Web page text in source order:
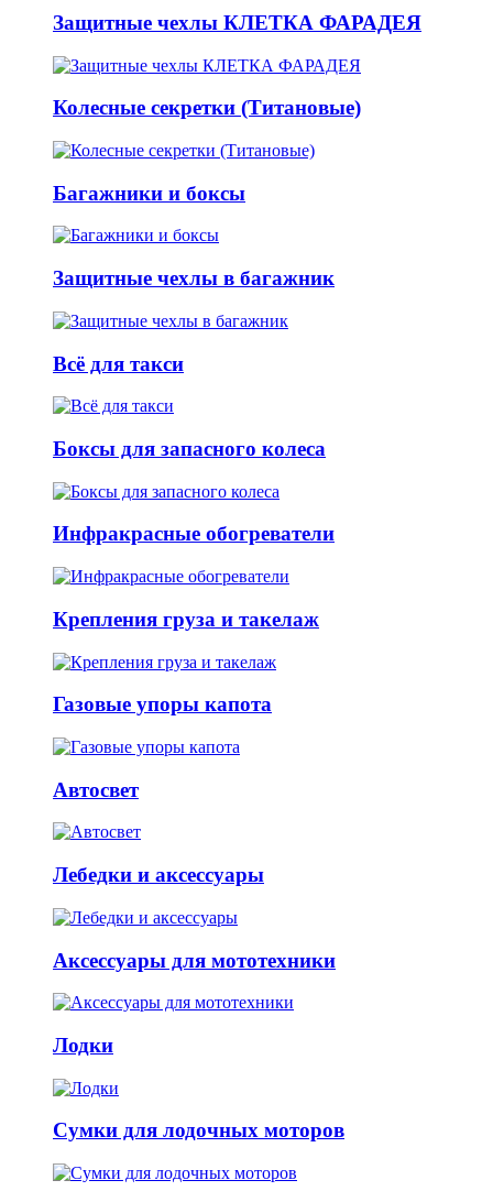
Защитные чехлы КЛЕТКА ФАРАДЕЯ
Колесные секретки (Титановые)
Багажники и боксы
Защитные чехлы в багажник
Всё для такси
Боксы для запасного колеса
Инфракрасные обогреватели
Крепления груза и такелаж
Газовые упоры капота
Автосвет
Лебедки и аксессуары
Аксессуары для мототехники
Лодки
Сумки для лодочных моторов